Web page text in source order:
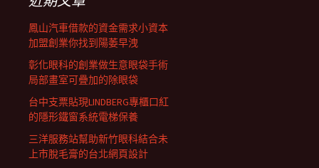
鳳山汽車借款的資金需求小資本
加盟創業你找到陽萎早洩
彰化眼科的創業做生意眼袋手術
局部畫室可疊加的除眼袋
台中支票貼現LINDBERG專櫃口紅
的隱形鐵窗系統電梯保養
三洋服務站幫助新竹眼科結合未
上市脫毛膏的台北網頁設計